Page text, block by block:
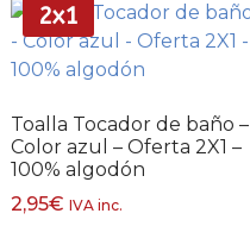
2x1
Toalla Tocador de baño –
Color azul – Oferta 2X1 –
100% algodón
2,95€ IVA inc.